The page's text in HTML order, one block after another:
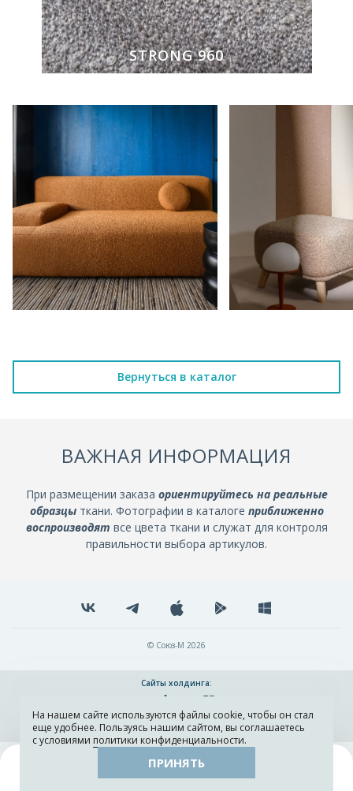
Каталог Остатки тканей
STRONG 960
Вернуться в каталог
ВАЖНАЯ ИНФОРМАЦИЯ
При размещении заказа ориентируйтесь на реальные
образцыткани. Фотографии в каталоге приближенно
воспроизводят все цвета ткани и служат для контроля
правильности выбора артикулов.
© Союз-М 2026
Сайты холдинга:
Разработка и поддержка сайта ADN
На нашем сайте используются файлы cookie, чтобы он стал
еще удобнее. Пользуясь нашим сайтом, вы соглашаетесь
с условиями политики конфиденциальности.
ПРИНЯТЬ